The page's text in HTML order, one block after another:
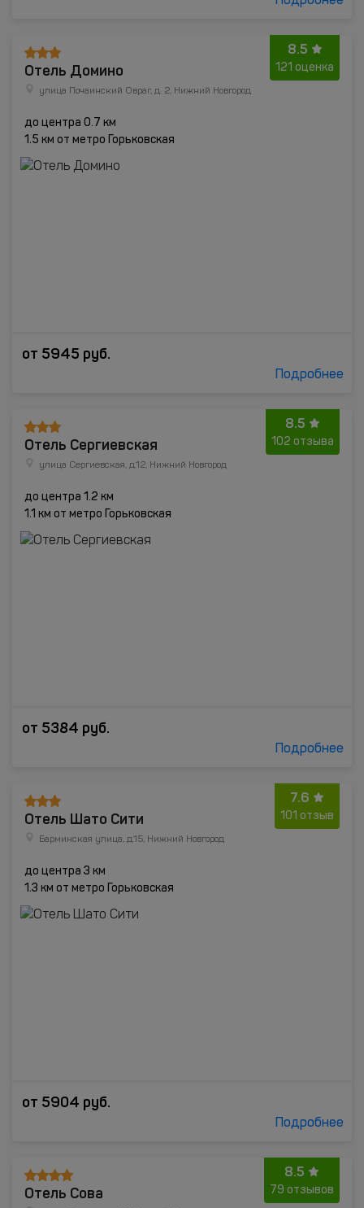
8.5
121 оценка
Отель Домино
улица Почаинский Овраг, д. 2, Нижний Новгород
до центра 0.7 км
1.5 км от метро Горьковская
от 5945 руб.
Подробнее
8.5
102 отзыва
Отель Сергиевская
улица Сергиевская, д.12, Нижний Новгород
до центра 1.2 км
1.1 км от метро Горьковская
от 5384 руб.
Подробнее
7.6
101 отзыв
Отель Шато Сити
Барминская улица, д.15, Нижний Новгород
до центра 3 км
1.3 км от метро Горьковская
от 5904 руб.
Подробнее
8.5
79 отзывов
Отель Сова